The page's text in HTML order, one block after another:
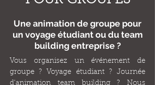
Une animation de groupe pour
un voyage étudiant ou du team
building entreprise ?
Vous organisez un événement de
groupe ? Voyage étudiant ? Journée
d'animation team building ? Nous